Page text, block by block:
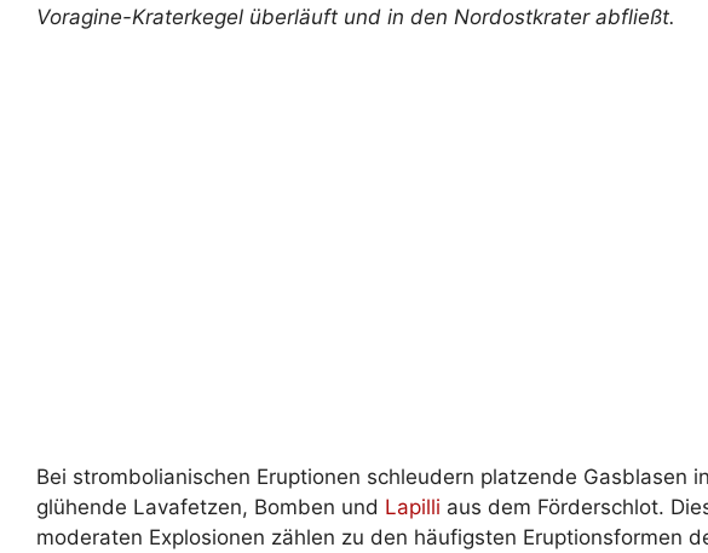
Voragine-Kraterkegel überläuft und in den Nordostkrater abfließt.
Bei strombolianischen Eruptionen schleudern platzende Gasblasen
glühende Lavafetzen, Bomben und Lapilli aus dem Förderschlot.
moderaten Explosionen zählen zu den häufigsten Eruptionsformen